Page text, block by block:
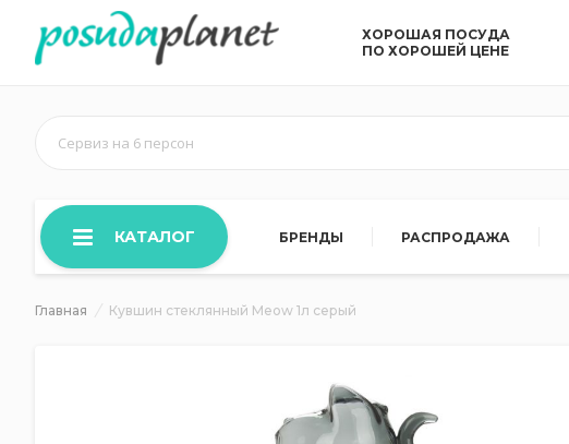
ХОРОШАЯ ПОСУДА
ПО ХОРОШЕЙ ЦЕНЕ
Сервиз на 6 персон
КАТАЛОГ БРЕНДЫ РАСПРОДАЖА
Главная Кувшин стеклянный Meow 1л серый